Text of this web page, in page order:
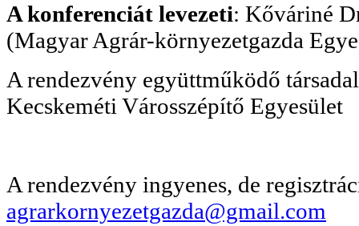
A konferenciát levezeti: Kőváriné
(Magyar Agrár-környezetgazda
A rendezvény együttműködő
Kecskeméti Városszépítő Egyesület
A rendezvény ingyenes, de
agrarkornyezetgazda@gmail.com